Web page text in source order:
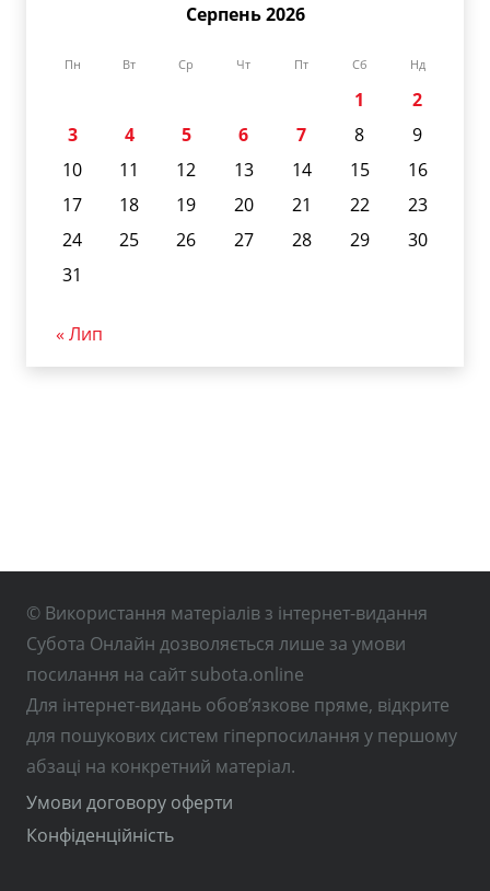
Серпень 2026
Пн Вт Ср Чт Пт Сб Нд
1
2
3
4 5 6 7 8
9
10
11 12 13 14 15
16
17
18 19 20 21 22
23
24
25 26 27 28 29
30
31
« Лип
© Використання матеріалів з інтернет-видання
Субота Онлайн дозволяється лише за умови
посилання на сайт subota.online
Для інтернет-видань обов’язкове пряме, відкрите
для пошукових систем гіперпосилання у першому
абзаці на конкретний матеріал.
Умови договору оферти
Конфіденційність